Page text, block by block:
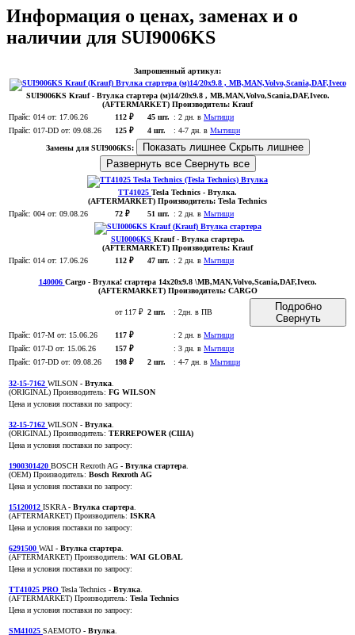
Информация о ценах, заменах и о
наличии для SUI9006KS
Запрошенный артикул:
SUI9006KS Krauf- Втулка стартера (м)14/20x9.8 , MB,MAN,Volvo,Scania,DAF,Iveco.
(AFTERMARKET) Производитель: Krauf
Прайс: 014 от: 17.06.26 112 ₽ 45 шт. : 2 дн. в Мытищи
Прайс: 017-DD от: 09.08.26 125 ₽ 4 шт. : 4-7 дн. в Мытищи
Замены для SUI9006KS:
Показать лишнее Скрыть лишнее
Развернуть все Свернуть все
TT41025 Tesla Technics - Втулка.
(AFTERMARKET) Производитель: Tesla Technics
Прайс: 004 от: 09.08.26 72 ₽ 51 шт. : 2 дн. в Мытищи
SUI0006KS Krauf- Втулка стартера.
(AFTERMARKET) Производитель: Krauf
Прайс: 014 от: 17.06.26 112 ₽ 47 шт. : 2 дн. в Мытищи
140006 Cargo - Втулка! стартера 14x20x9.8 \MB,MAN,Volvo,Scania,DAF,Iveco.
(AFTERMARKET)Производитель: CARGO
от 117 ₽ 2 шт. : 2дн. в ПВ
Подробно
Свернуть
Прайс: 017-M от: 15.06.26 117 ₽ : 2 дн. в Мытищи
Прайс: 017-D от: 15.06.26 157 ₽ : 3 дн. в Мытищи
Прайс: 017-DD от: 09.08.26 198 ₽ 2 шт. : 4-7 дн. в Мытищи
32-15-7162 WILSON - Втулка.
(ORIGINAL) Производитель: FG WILSON
Цена и условия поставки по запросу:
32-15-7162 WILSON - Втулка.
(ORIGINAL) Производитель: TERREPOWER (США)
Цена и условия поставки по запросу:
1900301420 BOSCH Rexroth AG - Втулка стартера.
(OEM) Производитель: Bosch Rexroth AG
Цена и условия поставки по запросу:
15120012 ISKRA- Втулка стартера.
(AFTERMARKET) Производитель: ISKRA
Цена и условия поставки по запросу:
6291500 WAI - Втулка стартера.
(AFTERMARKET) Производитель: WAI GLOBAL
Цена и условия поставки по запросу:
TT41025 PRO Tesla Technics - Втулка.
(AFTERMARKET) Производитель: Tesla Technics
Цена и условия поставки по запросу:
SM41025 SAEMOTO - Втулка.